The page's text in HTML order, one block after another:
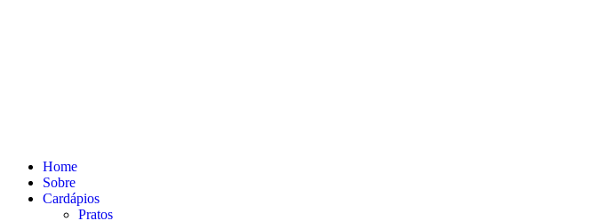
Home
Sobre
Cardápios
Pratos